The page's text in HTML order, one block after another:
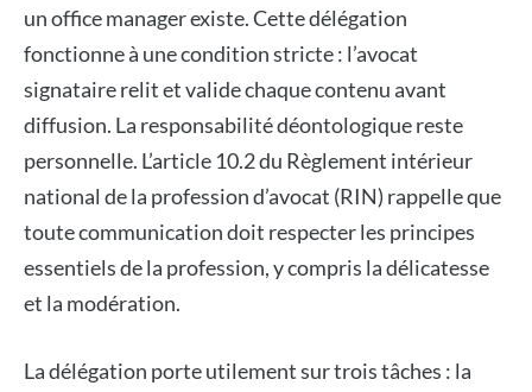
un office manager existe. Cette délégation
fonctionne à une condition stricte : l’avocat
signataire relit et valide chaque contenu avant
diffusion. La responsabilité déontologique reste
personnelle. L’article 10.2 du Règlement intérieur
national de la profession d’avocat (RIN) rappelle que
toute communication doit respecter les principes
essentiels de la profession, y compris la délicatesse
et la modération.
La délégation porte utilement sur trois tâches : la